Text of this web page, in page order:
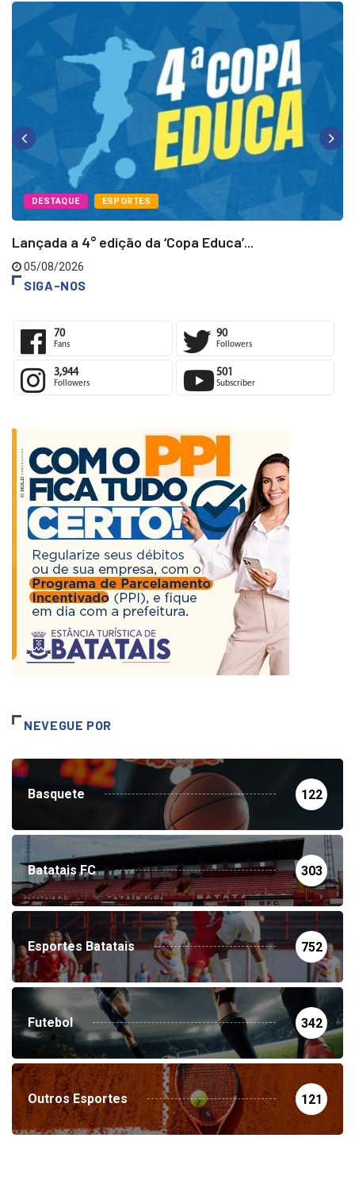
DESTAQUE ESPORTES
Lançada a 4° edição da ‘Copa Educa’...
05/08/2026
SIGA-NOS
70 90
3,944 501
NEVEGUE POR
Basquete 122
Batatais FC 303
Esportes Batatais 752
Futebol 342
Outros Esportes 121